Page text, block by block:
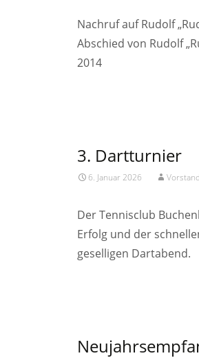
Nachruf auf Rudolf
Abschied von Rudolf
2014
3. Dartturnier
6. Januar 2026 Vorstand
Der Tennisclub
Erfolg und der
geselligen Dartabend.